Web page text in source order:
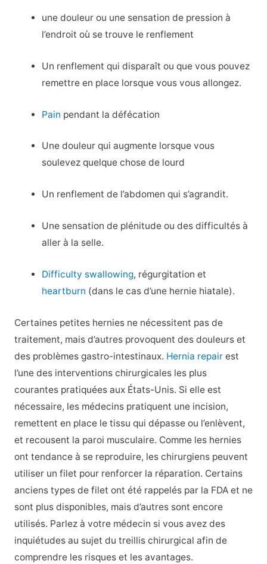
une douleur ou une sensation de pression à
l’endroit où se trouve le renflement
Un renflement qui disparaît ou que vous pouvez
remettre en place lorsque vous vous allongez.
Pain pendant la défécation
Une douleur qui augmente lorsque vous
soulevez quelque chose de lourd
Un renflement de l’abdomen qui s’agrandit.
Une sensation de plénitude ou des difficultés à
aller à la selle.
Difficulty swallowing, régurgitation et
heartburn (dans le cas d’une hernie hiatale).
Certaines petites hernies ne nécessitent pas de
traitement, mais d’autres provoquent des douleurs et
des problèmes gastro-intestinaux. Hernia repairest
l’une des interventions chirurgicales les plus
courantes pratiquées aux États-Unis. Si elle est
nécessaire, les médecins pratiquent une incision,
remettent en place le tissu qui dépasse ou l’enlèvent,
et recousent la paroi musculaire. Comme les hernies
ont tendance à se reproduire, les chirurgiens peuvent
utiliser un filet pour renforcer la réparation. Certains
anciens types de filet ont été rappelés par la FDA et ne
sont plus disponibles, mais d’autres sont encore
utilisés. Parlez à votre médecin si vous avez des
inquiétudes au sujet du treillis chirurgical afin de
comprendre les risques et les avantages.